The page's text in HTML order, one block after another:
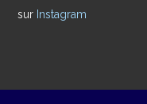
sur Instagram